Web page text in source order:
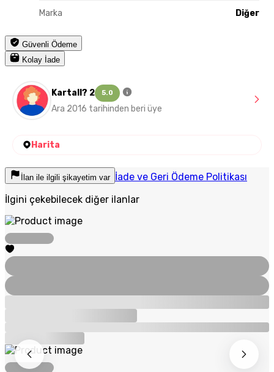
Marka Diğer
Güvenli Ödeme
Kolay İade
Kartall? 2 5.0
Ara 2016 tarihinden beri üye
Harita
İlan ile ilgili şikayetim var İade ve Geri Ödeme Politikası
İlgini çekebilecek diğer ilanlar